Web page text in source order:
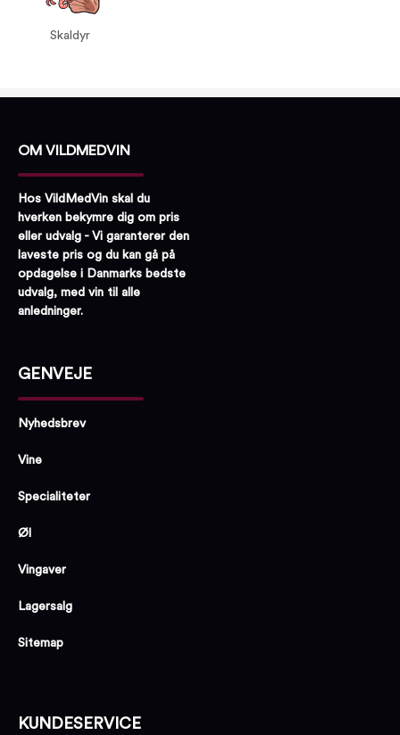
Skaldyr
OM VILDMEDVIN
Hos VildMedVin skal du
hverken bekymre dig om pris
eller udvalg - Vi garanterer den
laveste pris og du kan gå på
opdagelse i Danmarks bedste
udvalg, med vin til alle
anledninger.
GENVEJE
Nyhedsbrev
Vine
Specialiteter
Øl
Vingaver
Lagersalg
Sitemap
KUNDESERVICE